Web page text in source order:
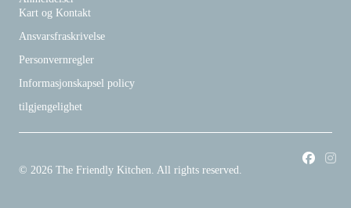
Kart og Kontakt
Ansvarsfraskrivelse
Personvernregler
Informasjonskapsel policy
tilgjengelighet
© 2026 The Friendly Kitchen. All rights reserved.